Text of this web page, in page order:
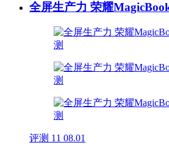
全屏生产力 荣耀
评测 11 08.01